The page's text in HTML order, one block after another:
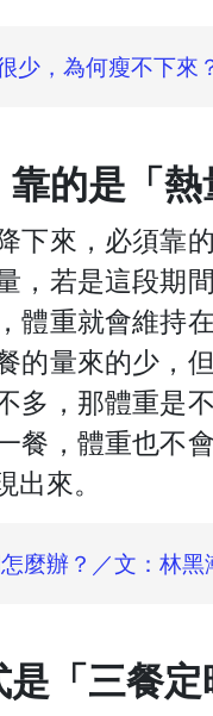
少，為何瘦不下來
的是「熱
下來，必須靠
，若是這段期
體重就會維持
的量來的少，
多，那體重是
餐，體重也不
來。
麼辦？／文：林黑
「三餐定